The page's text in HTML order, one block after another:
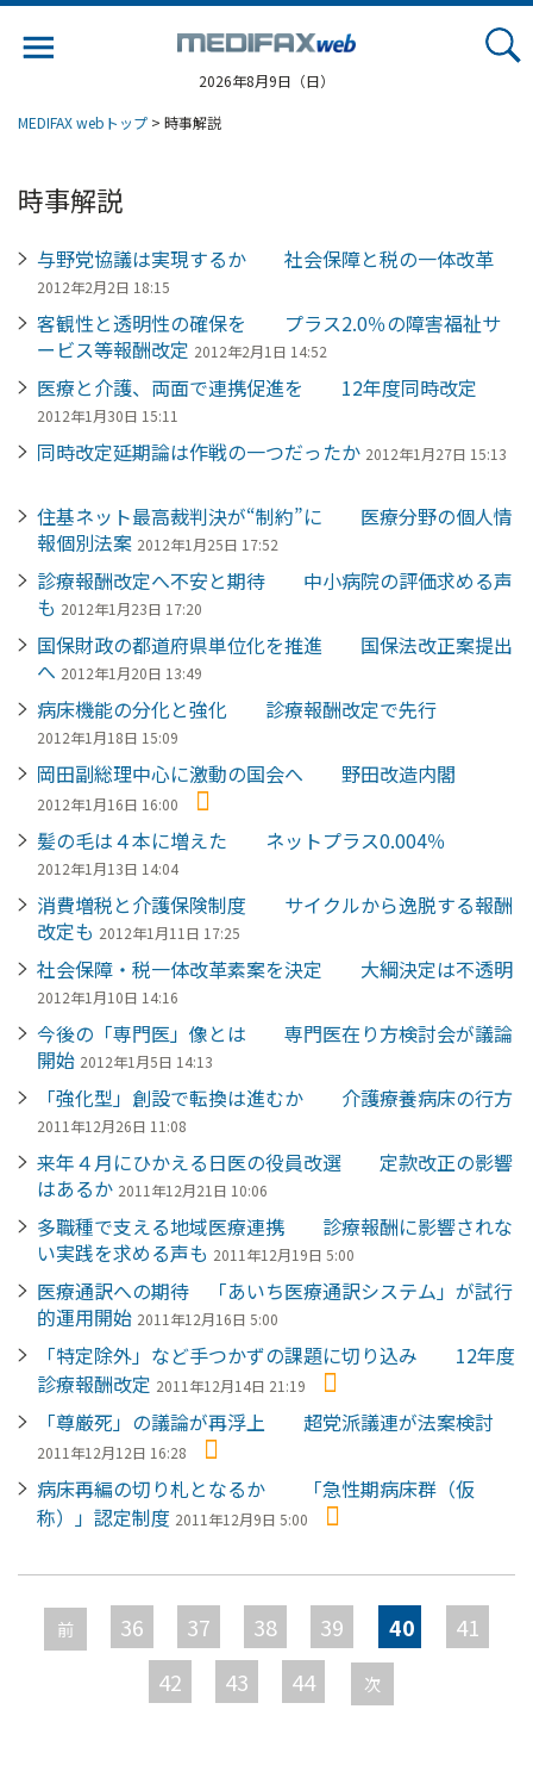
2026年8月9日（日）
MEDIFAX webトップ > 時事解説
時事解説
与野党協議は実現するか 社会保障と税の一体改革
2012年2月2日 18:15
客観性と透明性の確保を プラス2.0％の障害福祉サ
ービス等報酬改定 2012年2月1日 14:52
医療と介護、両面で連携促進を 12年度同時改定
2012年1月30日 15:11
同時改定延期論は作戦の一つだったか 2012年1月27日 15:13
住基ネット最高裁判決が“制約”に 医療分野の個人情
報個別法案 2012年1月25日 17:52
診療報酬改定へ不安と期待 中小病院の評価求める声
も 2012年1月23日 17:20
国保財政の都道府県単位化を推進 国保法改正案提出
へ 2012年1月20日 13:49
病床機能の分化と強化 診療報酬改定で先行
2012年1月18日 15:09
岡田副総理中心に激動の国会へ 野田改造内閣
2012年1月16日 16:00
髪の毛は４本に増えた ネットプラス0.004％
2012年1月13日 14:04
消費増税と介護保険制度 サイクルから逸脱する報酬
改定も 2012年1月11日 17:25
社会保障・税一体改革素案を決定 大綱決定は不透明
2012年1月10日 14:16
今後の「専門医」像とは 専門医在り方検討会が議論
開始 2012年1月5日 14:13
「強化型」創設で転換は進むか 介護療養病床の行方
2011年12月26日 11:08
来年４月にひかえる日医の役員改選 定款改正の影響
はあるか 2011年12月21日 10:06
多職種で支える地域医療連携 診療報酬に影響されな
い実践を求める声も 2011年12月19日 5:00
医療通訳への期待 「あいち医療通訳システム」が試行
的運用開始 2011年12月16日 5:00
「特定除外」など手つかずの課題に切り込み 12年度
診療報酬改定 2011年12月14日 21:19
「尊厳死」の議論が再浮上 超党派議連が法案検討
2011年12月12日 16:28
病床再編の切り札となるか 「急性期病床群（仮
称）」認定制度 2011年12月9日 5:00
ペ
ー
ジ
前 36 37 38 39 40
41
42
43 44 次